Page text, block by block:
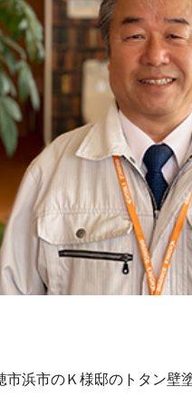
市浜市のＫ様邸のトタン壁